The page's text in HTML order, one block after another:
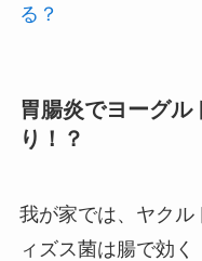
る？
胃腸炎でヨーグル
り！？
我が家では、ヤクル
ィズス菌は腸で効